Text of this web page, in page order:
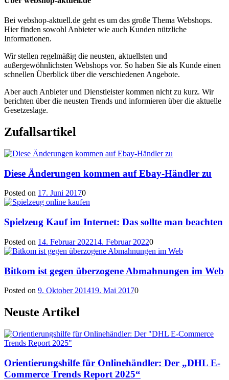
Bei webshop-aktuell.de geht es um das große Thema Webshops.
Hier finden sowohl Anbieter wie auch Kunden nützliche
Informationen.
Wir stellen regelmäßig die neusten, aktuellsten und
außergewöhnlichsten Webshops vor. So haben Sie als Kunde einen
schnellen Überblick über die verschiedenen Angebote.
Aber auch Anbieter und Dienstleister kommen nicht zu kurz. Wir
berichten über die neusten Trends und informieren über die aktuelle
Gesetzeslage.
Zufallsartikel
Diese Änderungen kommen auf Ebay-Händler zu
Posted on 17. Juni 20170
Spielzeug Kauf im Internet: Das sollte man beachten
Posted on 14. Februar 202214. Februar 20220
Bitkom ist gegen überzogene Abmahnungen im Web
Posted on 9. Oktober 201419. Mai 20170
Neuste Artikel
Orientierungshilfe für Onlinehändler: Der „DHL E-
Commerce Trends Report 2025“